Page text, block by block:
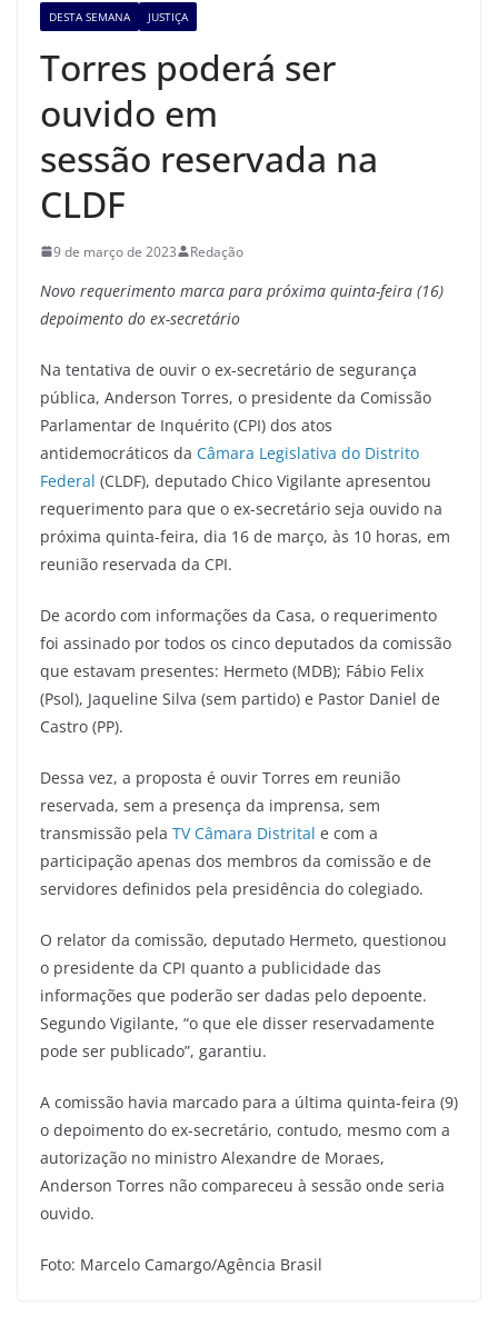
DESTA SEMANA JUSTIÇA
Torres poderá ser
ouvido em
sessão reservada na
CLDF
9 de março de 2023 Redação
Novo requerimento marca para próxima quinta-feira (16)
depoimento do ex-secretário
Na tentativa de ouvir o ex-secretário de segurança
pública, Anderson Torres, o presidente da Comissão
Parlamentar de Inquérito (CPI) dos atos
antidemocráticos da Câmara Legislativa do Distrito
Federal (CLDF), deputado Chico Vigilante apresentou
requerimento para que o ex-secretário seja ouvido na
próxima quinta-feira, dia 16 de março, às 10 horas, em
reunião reservada da CPI.
De acordo com informações da Casa, o requerimento
foi assinado por todos os cinco deputados da comissão
que estavam presentes: Hermeto (MDB); Fábio Felix
(Psol), Jaqueline Silva (sem partido) e Pastor Daniel de
Castro (PP).
Dessa vez, a proposta é ouvir Torres em reunião
reservada, sem a presença da imprensa, sem
transmissão pela TV Câmara Distrital e com a
participação apenas dos membros da comissão e de
servidores definidos pela presidência do colegiado.
O relator da comissão, deputado Hermeto, questionou
o presidente da CPI quanto a publicidade das
informações que poderão ser dadas pelo depoente.
Segundo Vigilante, “o que ele disser reservadamente
pode ser publicado”, garantiu.
A comissão havia marcado para a última quinta-feira (9)
o depoimento do ex-secretário, contudo, mesmo com a
autorização no ministro Alexandre de Moraes,
Anderson Torres não compareceu à sessão onde seria
ouvido.
Foto: Marcelo Camargo/Agência Brasil